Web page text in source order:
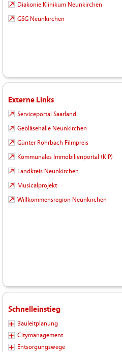
Diakonie Klinikum Neunkirchen
GSG Neunkirchen
Externe Links
Serviceportal Saarland
Gebläsehalle Neunkirchen
Günter Rohrbach Filmpreis
Kommunales Immobilienportal (KIP)
Landkreis Neunkirchen
Musicalprojekt
Willkommensregion Neunkirchen
Schnelleinstieg
Bauleitplanung
Citymanagement
Entsorgungswege